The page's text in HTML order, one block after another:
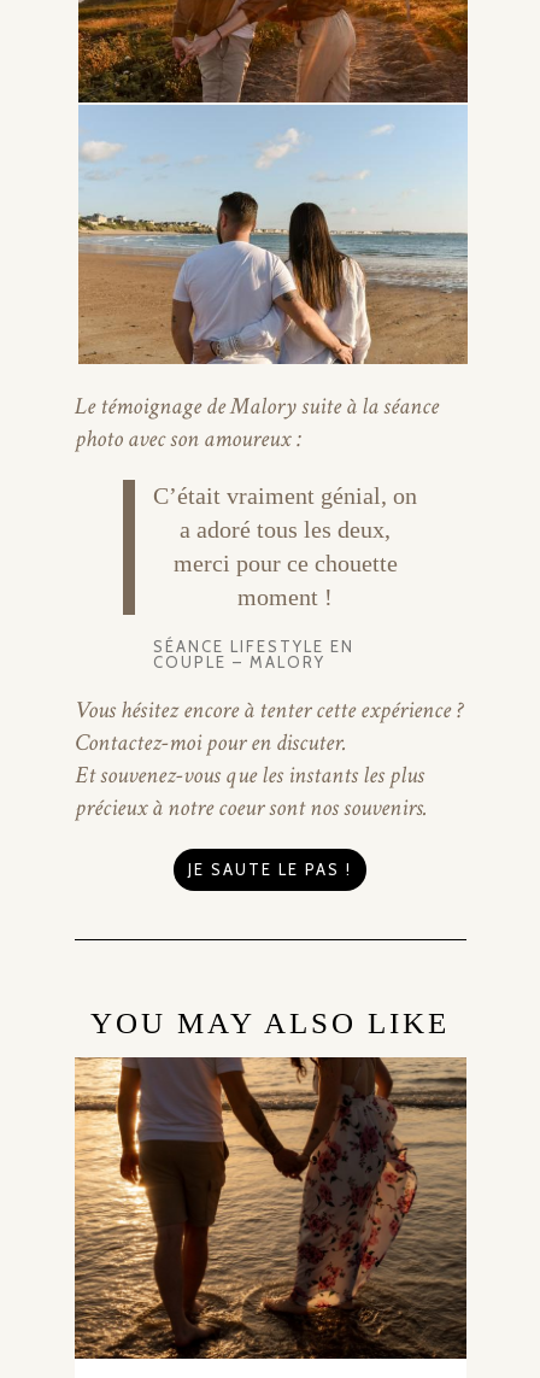
Le témoignage de Malory suite à la séance
photo avec son amoureux :
C’était vraiment génial, on
a adoré tous les deux,
merci pour ce chouette
moment !
SÉANCE LIFESTYLE EN
COUPLE – MALORY
Vous hésitez encore à tenter cette expérience ?
Contactez-moi pour en discuter.
Et souvenez-vous que les instants les plus
précieux à notre coeur sont nos souvenirs.
JE SAUTE LE PAS !
YOU MAY ALSO LIKE